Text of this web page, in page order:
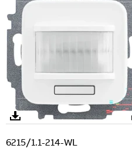
6215/1.1-214-WL